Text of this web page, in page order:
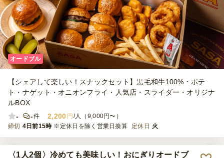
オードブル
【シェアして楽しい！スナックセット】黒毛和牛100%・ポテ
ト・ナゲット・オニオンフライ・人気店・スライダー・オリジナ
ルBOX
-
-件 2,200 円/人（9,000円〜）
締切 4日前15時 ※定休日を除く営業日換算 定休日 火
〈1人2個〉冷めても美味しい！おにぎりオードブ